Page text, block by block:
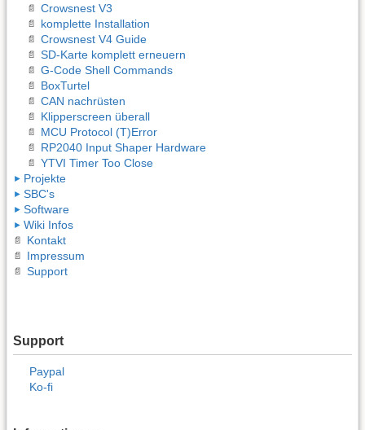
Crowsnest V3
komplette Installation
Crowsnest V4 Guide
SD-Karte komplett erneuern
G-Code Shell Commands
BoxTurtel
CAN nachrüsten
Klipperscreen überall
MCU Protocol (T)Error
RP2040 Input Shaper Hardware
YTVI Timer Too Close
Projekte
SBC's
Software
Wiki Infos
Kontakt
Impressum
Support
Support
Paypal
Ko-fi